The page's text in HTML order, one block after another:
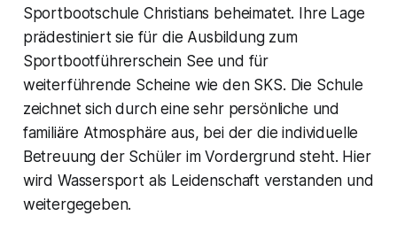
Sportbootschule Christians beheimatet. Ihre Lage
prädestiniert sie für die Ausbildung zum
Sportbootführerschein See und für
weiterführende Scheine wie den SKS. Die Schule
zeichnet sich durch eine sehr persönliche und
familiäre Atmosphäre aus, bei der die individuelle
Betreuung der Schüler im Vordergrund steht. Hier
wird Wassersport als Leidenschaft verstanden und
weitergegeben.